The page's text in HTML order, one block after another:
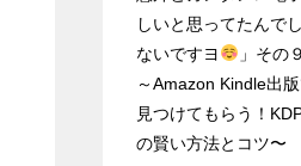
しいと思ってたんで
ないですヨ
」その
～Amazon Kindle出
見つけてもらう！
の賢い方法とコツ〜